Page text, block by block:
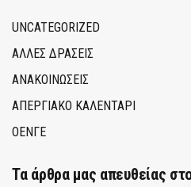
UNCATEGORIZED
ΑΛΛΕΣ ΔΡΑΣΕΙΣ
ΑΝΑΚΟΙΝΩΣΕΙΣ
ΑΠΕΡΓΙΑΚΟ ΚΑΛΕΝΤΑΡΙ
ΟΕΝΓΕ
Τα άρθρα μας απευθείας